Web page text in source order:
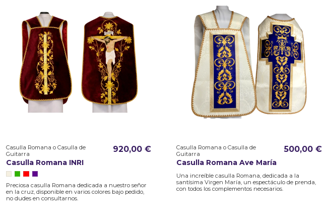
Casulla Romana o Casulla de
Guitarra
Casulla Romana INRI
920,00 €
Preciosa casulla Romana dedicada a nuestro señor
en la cruz, disponible en varios colores bajo pedido,
no dudes en consultarnos.
Casulla Romana o Casulla de
Guitarra
Casulla Romana Ave María
500,00 €
Una increíble casulla Romana, dedicada a la
santísima Virgen María, un espectáculo de prenda,
con todos los complementos necesarios.